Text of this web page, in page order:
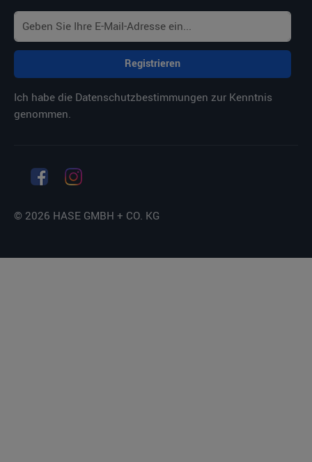
Registrieren
Ich habe die Datenschutzbestimmungen zur Kenntnis
genommen.
© 2026 HASE GMBH + CO. KG